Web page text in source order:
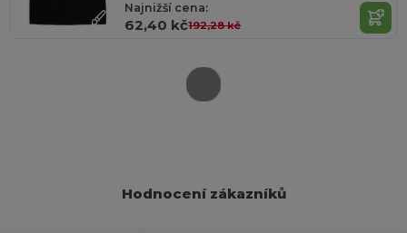
Najnižší cena:
62,40 kč192,28 kč
Hodnocení zákazníků